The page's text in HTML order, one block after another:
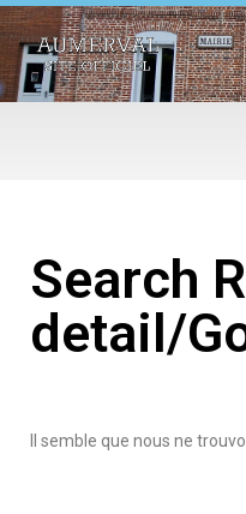
Search
detail/
Il semble que nous ne